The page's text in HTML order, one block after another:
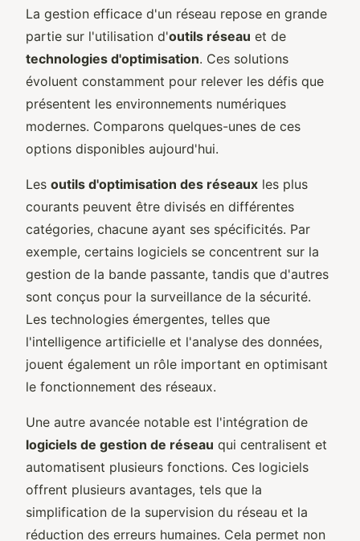
La gestion efficace d'un réseau repose en grande
partie sur l'utilisation d'outils réseau et de
technologies d'optimisation. Ces solutions
évoluent constamment pour relever les défis que
présentent les environnements numériques
modernes. Comparons quelques-unes de ces
options disponibles aujourd'hui.
Les outils d'optimisation des réseaux les plus
courants peuvent être divisés en différentes
catégories, chacune ayant ses spécificités. Par
exemple, certains logiciels se concentrent sur la
gestion de la bande passante, tandis que d'autres
sont conçus pour la surveillance de la sécurité.
Les technologies émergentes, telles que
l'intelligence artificielle et l'analyse des données,
jouent également un rôle important en optimisant
le fonctionnement des réseaux.
Une autre avancée notable est l'intégration de
logiciels de gestion de réseau qui centralisent et
automatisent plusieurs fonctions. Ces logiciels
offrent plusieurs avantages, tels que la
simplification de la supervision du réseau et la
réduction des erreurs humaines. Cela permet non